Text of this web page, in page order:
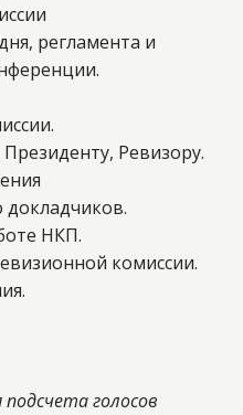
регламента и
Ревизору.
докладчиков.
НКП.
комиссии.
голосов